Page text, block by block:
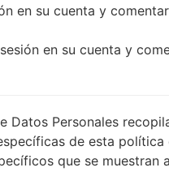
en su cuenta y comentar
en su cuenta y
Datos Personales
de esta política
que se muestran